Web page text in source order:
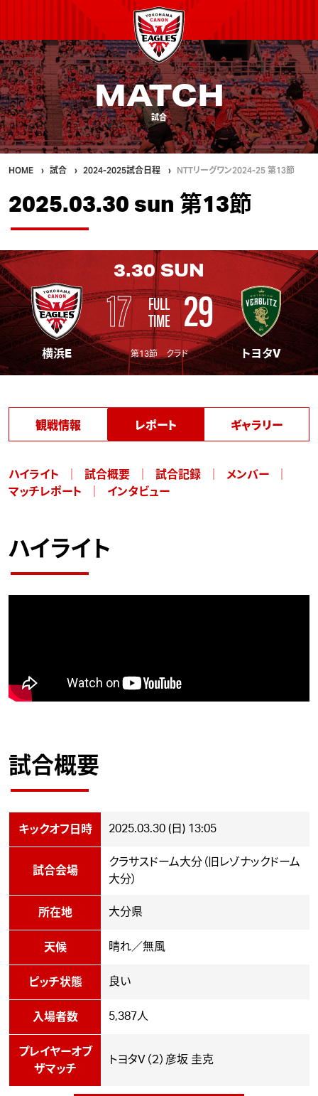
MATCH
試合
HOME 試合 2024-2025試合日程 NTTリーグワン2024-25 第13節
2025.03.30 sun 第13節
3.30SUN
17 FULL
TIME 29
横浜E 第13節 クラド トヨタV
観戦情報 レポート ギャラリー
ハイライト 試合概要 試合記録
メンバー
マッチレポート
インタビュー
ハイライト
試合概要
キックオフ日時 2025.03.30 (日) 13:05
試合会場
クラサスドーム大分（旧レゾナックドーム
大分）
所在地 大分県
天候 晴れ／無風
ピッチ状態 良い
入場者数 5,387人
プレイヤーオブ
ザマッチ
トヨタV（２）彦坂 圭克